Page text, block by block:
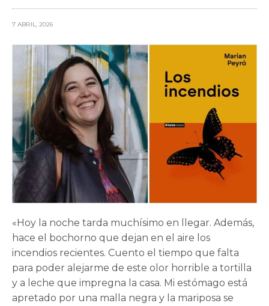
7 ABRIL, 2026
«Hoy la noche tarda muchísimo en llegar. Además,
hace el bochorno que dejan en el aire los
incendios recientes. Cuento el tiempo que falta
para poder alejarme de este olor horrible a tortilla
y a leche que impregna la casa. Mi estómago está
apretado por una malla negra y la mariposa se